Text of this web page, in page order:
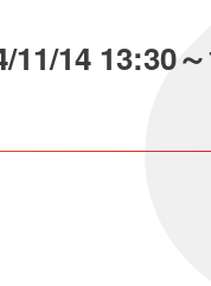
14 13:30